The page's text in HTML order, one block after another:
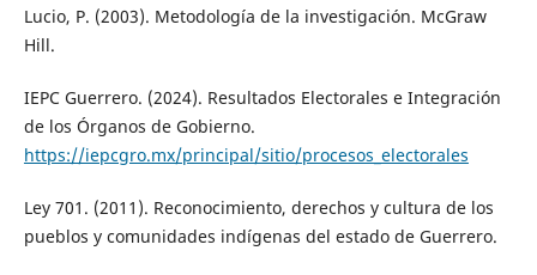
Lucio, P. (2003). Metodología de la investigación. McGraw
Hill.
IEPC Guerrero. (2024). Resultados Electorales e Integración
de los Órganos de Gobierno.
https://iepcgro.mx/principal/sitio/procesos_electorales
Ley 701. (2011). Reconocimiento, derechos y cultura de los
pueblos y comunidades indígenas del estado de Guerrero.